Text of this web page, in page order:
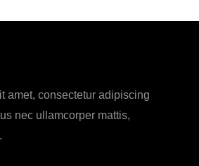
amet, consectetur adipiscing
nec ullamcorper mattis,